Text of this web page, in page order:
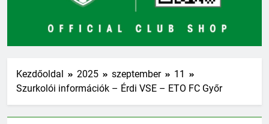
Kezdőoldal 2025 szeptember
11
Szurkolói információk – Érdi VSE – ETO FC Győr